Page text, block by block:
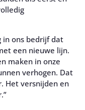
in ons bedrijf dat
een nieuwe lijn.
maken in onze
verhogen. Dat
Het versnijden en